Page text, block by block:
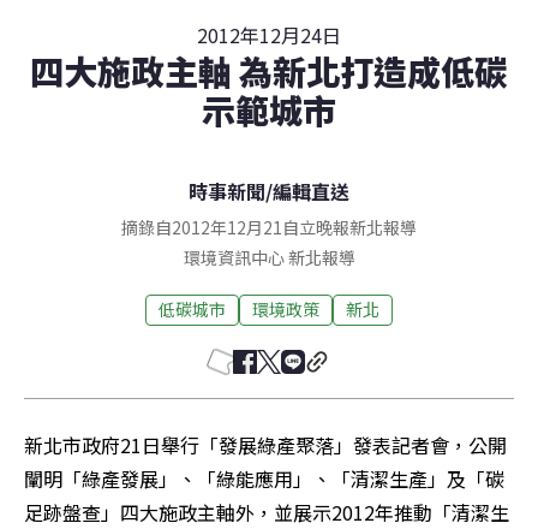
2012年12月24日
四大施政主軸 為新北打造成低碳
示範城市
時事新聞/編輯直送
摘錄自2012年12月21自立晚報新北報導
環境資訊中心新北報導
低碳城市 環境政策 新北
新北市政府21日舉行「發展綠產聚落」發表記者會，公開
闡明「綠產發展」、「綠能應用」、「清潔生產」及「碳
足跡盤查」四大施政主軸外，並展示2012年推動「清潔生